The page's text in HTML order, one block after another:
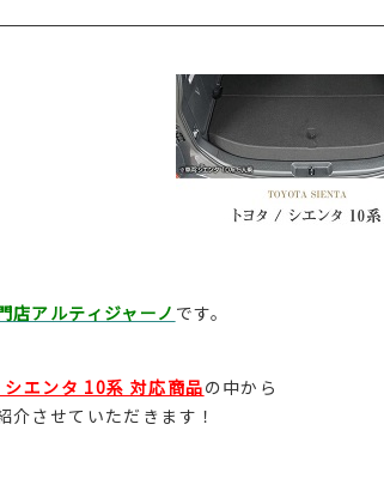
店アルティジャーノ です。
シエンタ 10系 対応商品の中から
介させていただきます！